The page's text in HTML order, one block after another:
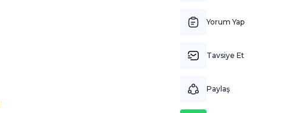
Yorum Yap
Tavsiye Et
Paylaş